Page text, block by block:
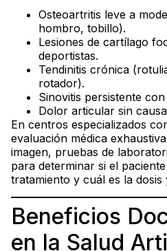
Osteoartritis leve a
hombro, tobillo).
Lesiones de cartílago
deportistas.
Tendinitis crónica
rotador).
Sinovitis persistente
Dolor articular sin
En centros especializados
evaluación médica
imagen, pruebas de
para determinar si el
tratamiento y cuál es la
Beneficios
en la Salud